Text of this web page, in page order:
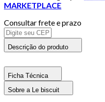
MARKETPLACE
Consultar frete e prazo
Descrição do produto
Ficha Técnica
Sobre a Le biscuit